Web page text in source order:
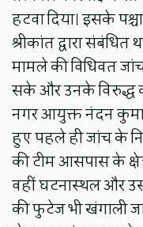
हटवा दिया। इसके
श्रीकांत द्वारा
मामले की विधिवत
सके और उनके विरुद्ध
नगर आयुक्त नंदन
हुए पहले ही जांच के
की टीम आसपास के
वहीं घटनास्थल और
की फुटेज भी खंगाली